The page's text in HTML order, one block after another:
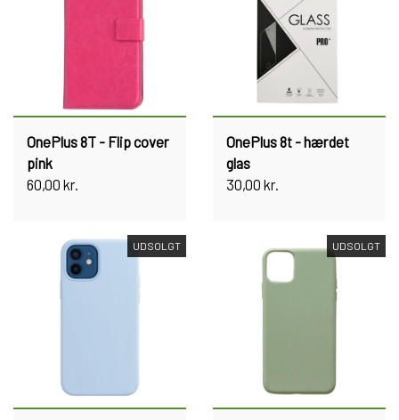
OnePlus 8T - Flip cover
pink
60,00 kr.
OnePlus 8t - hærdet
glas
30,00 kr.
UDSOLGT UDSOLGT